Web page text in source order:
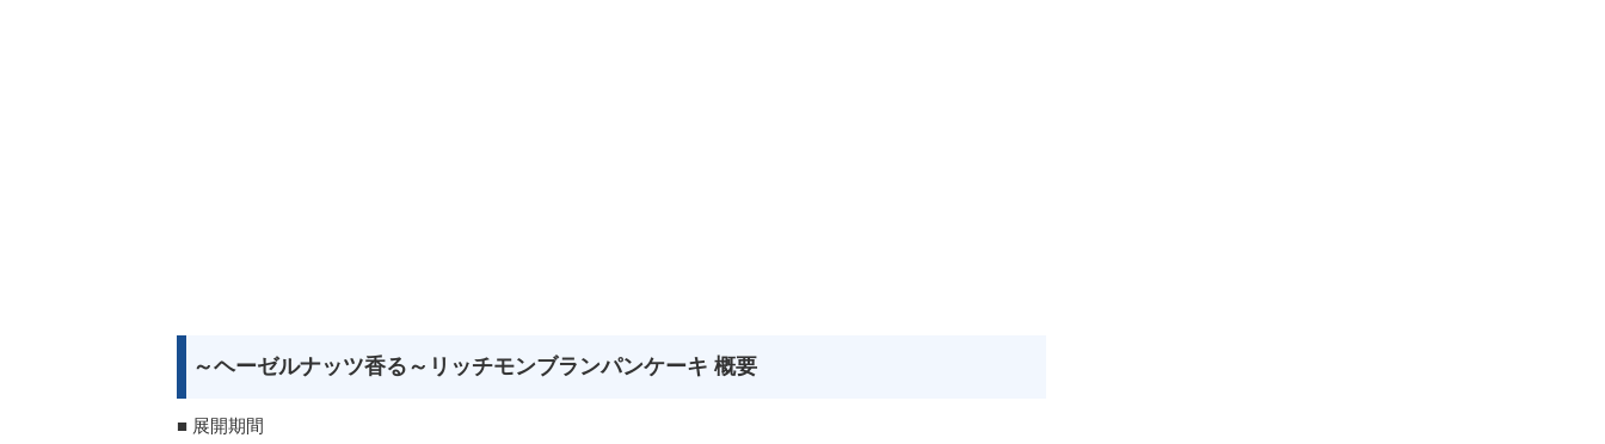
～ヘーゼルナッツ香る～リッチモンブランパンケーキ 概要
■ 展開期間